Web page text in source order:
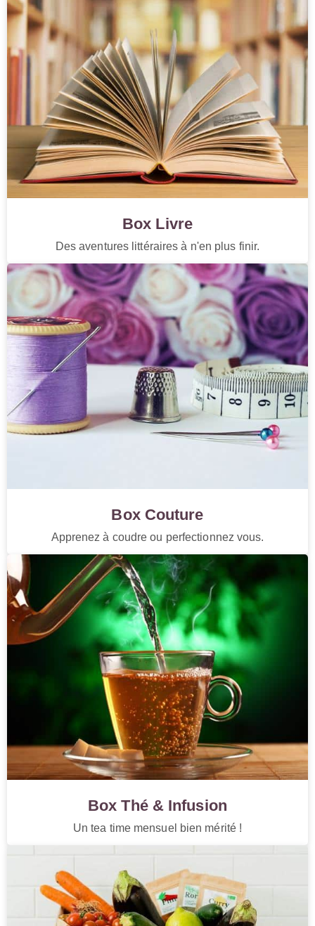
Box Livre
Des aventures littéraires à n'en plus finir.
Box Couture
Apprenez à coudre ou perfectionnez vous.
Box Thé & Infusion
Un tea time mensuel bien mérité !